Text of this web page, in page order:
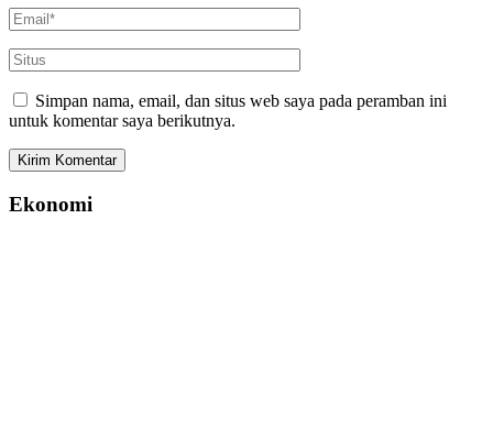
Simpan nama, email, dan situs web saya pada peramban ini
untuk komentar saya berikutnya.
Ekonomi